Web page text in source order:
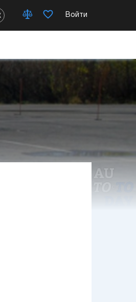
Войти